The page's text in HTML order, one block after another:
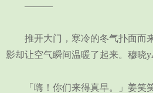
———
推开大门，寒冷的冬气扑面而
影却让空气瞬间温暖了起来。穆晓
「嗨！你们来得真早。」姜笑笑